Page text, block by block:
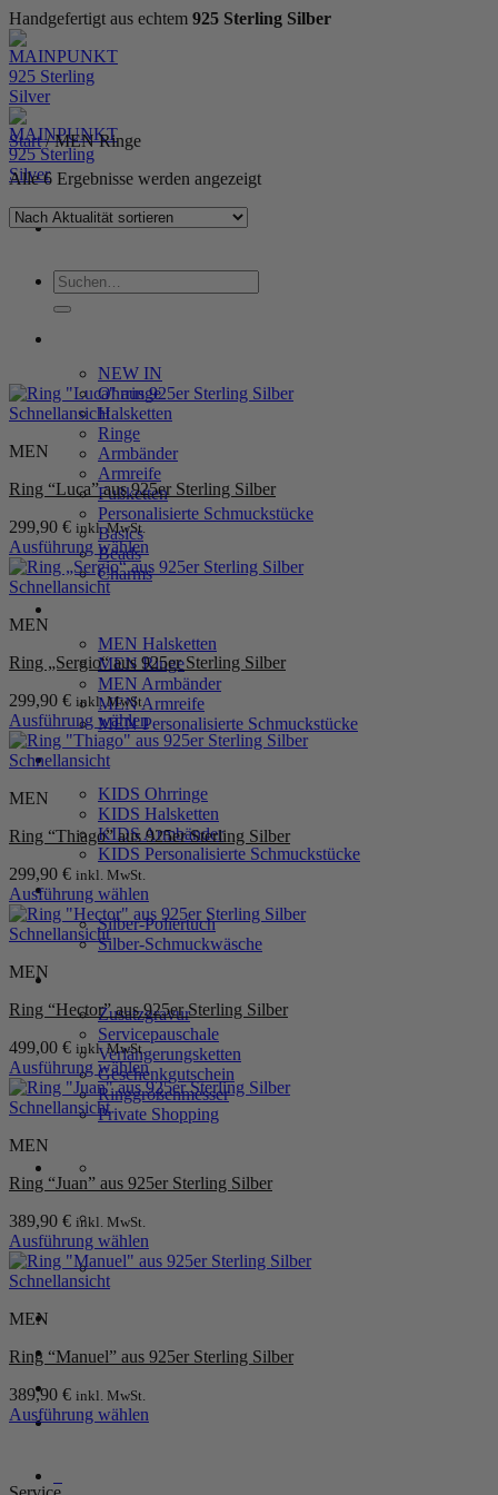
Handgefertigt aus echtem 925 Sterling Silber
Zum
Inhalt
springen
Suchen
nach:
NEW IN
Ohrringe
Halsketten
Ringe
Armbänder
Armreife
Fußketten
Personalisierte Schmuckstücke
Basics
Beads
Charms
MEN Halsketten
MEN Ringe
MEN Armbänder
MEN Armreife
MEN Personalisierte Schmuckstücke
KIDS
KIDS Ohrringe
KIDS Halsketten
KIDS Armbänder
KIDS Personalisierte Schmuckstücke
PRODUKTPFLEGE
Silber-Poliertuch
Silber-Schmuckwäsche
Zusatzgravur
Servicepauschale
Verlängerungsketten
Geschenkgutschein
Ringgrößenmesser
Private Shopping
Warenkorb /
Start /MEN Ringe
Alle 6 Ergebnisse werden angezeigtNach
Schnellansicht
MEN
Ring “Luca” aus 925er Sterling Silber
299,90 € inkl. MwSt.
Ausführung wählen
Dieses
Produkt
weist
mehrere
auf.
Optionen
können
auf
der
gewählt
werden
Schnellansicht
MEN
Ring „Sergio“ aus 925er Sterling Silber
299,90 € inkl. MwSt.
Ausführung wählen
Dieses
Produkt
mehrere
auf.
Optionen
können
auf
der
gewählt
werden
Schnellansicht
MEN
Ring “Thiago” aus 925er Sterling Silber
299,90 € inkl. MwSt.
Ausführung wählen
Dieses
Produkt
mehrere
auf.
Optionen
können
auf
der
gewählt
werden
Schnellansicht
MEN
Ring “Hector” aus 925er Sterling Silber
499,00 € inkl. MwSt.
Ausführung wählen
Dieses
Produkt
mehrere
Varianten
auf.
Optionen
können
auf
der
gewählt
werden
Schnellansicht
MEN
Ring “Juan” aus 925er Sterling Silber
389,90 € inkl. MwSt.
Ausführung wählen
Dieses
Produkt
mehrere
auf.
Optionen
können
Produktseite
Schnellansicht
MEN
Ring “Manuel” aus 925er Sterling Silber
389,90 € inkl. MwSt.
Ausführung wählen
weist